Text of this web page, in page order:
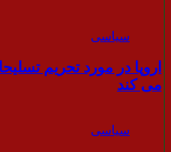
سیاسی
اروپا در مورد تحریم
می کند
سیاسی